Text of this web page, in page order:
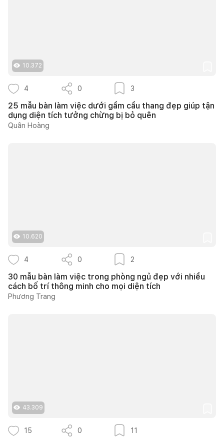
10.372
4 0 3
25 mẫu bàn làm việc dưới gầm cầu thang đẹp giúp tận
dụng diện tích tưởng chừng bị bỏ quên
Quân Hoàng
10.620
4 0 2
30 mẫu bàn làm việc trong phòng ngủ đẹp với nhiều
cách bố trí thông minh cho mọi diện tích
Phương Trang
43.309
15 0 11